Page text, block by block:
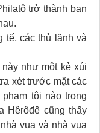
trở thành bạn
tế, các thủ lãnh và
như một kẻ xúi
xét trước mặt các
tội nào trong
Hêrôđê cũng thấy
vua và nhà vua